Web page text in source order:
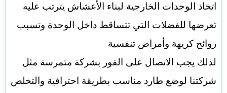
اتخاذ الوحدات الخارجية لبناء الأعشاش يترتب عليه
تعرضها للفضلات التي تتساقط داخل الوحدة وتسبب
روائح كريهة وأمراض تنفسية
لذلك يجب الاتصال على الفور بشركة متمرسة مثل
شركتنا لوضع طارد مناسب بطريقة احترافية والتخلص